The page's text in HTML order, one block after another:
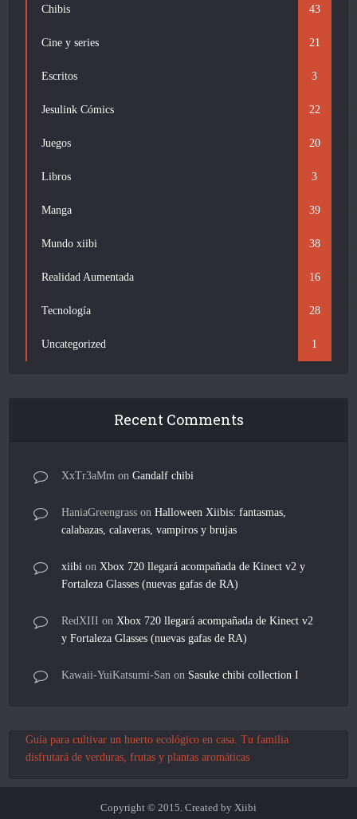
Chibis 43
Cine y series 21
Escritos 3
Jesulink Cómics 22
Juegos 20
Libros 3
Manga 39
Mundo xiibi 38
Realidad Aumentada 16
Tecnología 28
Uncategorized 1
Recent Comments
XxTr3aMm onGandalf chibi
HaniaGreengrass onHalloween Xiibis: fantasmas,
calabazas, calaveras, vampiros y brujas
xiibi onXbox 720 llegará acompañada de Kinect v2 y
Fortaleza Glasses (nuevas gafas de RA)
RedXIII onXbox 720 llegará acompañada de Kinect v2
y Fortaleza Glasses (nuevas gafas de RA)
Kawaii-YuiKatsumi-San on Sasuke chibi collection I
Guía para cultivar un huerto ecológico en casa. Tu familia
disfrutará de verduras, frutas y plantas aromáticas
Copyright © 2015. Created by Xiibi